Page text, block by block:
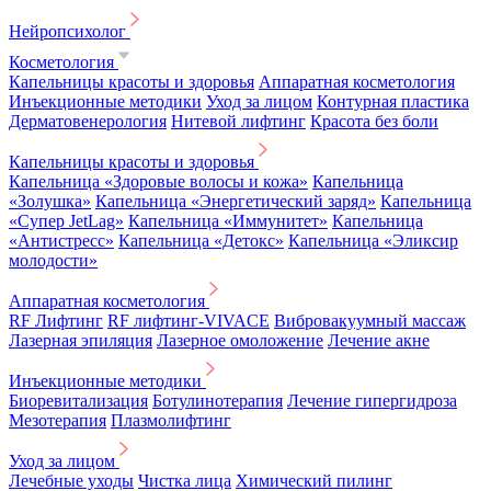
Нейропсихолог
Косметология
Капельницы красоты и здоровья Аппаратная косметология
Инъекционные методики Уход за лицом Контурная пластика
Дерматовенерология Нитевой лифтинг Красота без боли
Капельницы красоты и здоровья
Капельница «Здоровые волосы и кожа» Капельница
«Золушка» Капельница «Энергетический заряд» Капельница
«Супер JetLag» Капельница «Иммунитет» Капельница
«Антистресс» Капельница «Детокс» Капельница «Эликсир
молодости»
Аппаратная косметология
RF Лифтинг RF лифтинг-VIVACE Вибровакуумный массаж
Лазерная эпиляция Лазерное омоложение Лечение акне
Инъекционные методики
Биоревитализация Ботулинотерапия Лечение гипергидроза
Мезотерапия Плазмолифтинг
Уход за лицом
Лечебные уходы Чистка лица Химический пилинг